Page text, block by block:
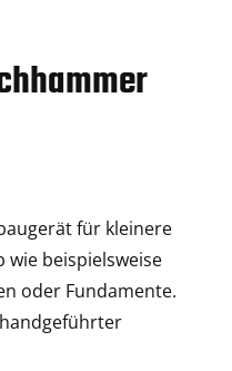
für kleinere
wie beispielsweise
oder Fundamente.